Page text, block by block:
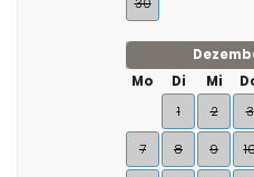
Mo
Di Mi
1
2 3
7 8 9